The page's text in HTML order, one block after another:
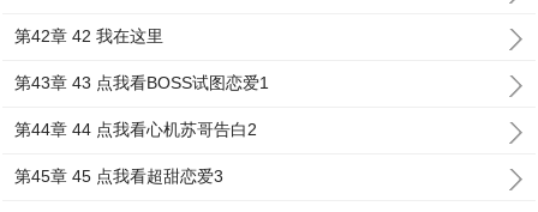
第42章 42 我在这里
第43章 43 点我看BOSS试图恋爱1
第44章 44 点我看心机苏哥告白2
第45章 45 点我看超甜恋爱3